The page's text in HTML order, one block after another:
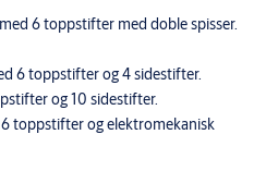
6 toppstifter med doble spisser.
6 toppstifter og 4 sidestifter.
og 10 sidestifter.
toppstifter og elektromekanisk